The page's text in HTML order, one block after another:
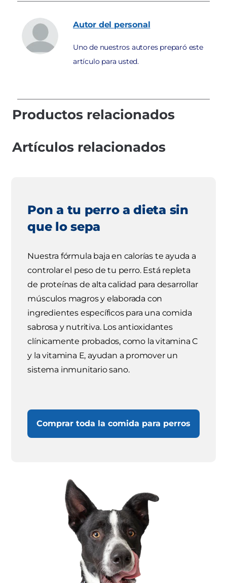
Autor del personal
Uno de nuestros autores preparó este
artículo para usted.
Productos relacionados
Artículos relacionados
Pon a tu perro a dieta sin
que lo sepa
Nuestra fórmula baja en calorías te ayuda a
controlar el peso de tu perro. Está repleta
de proteínas de alta calidad para desarrollar
músculos magros y elaborada con
ingredientes específicos para una comida
sabrosa y nutritiva. Los antioxidantes
clínicamente probados, como la vitamina C
y la vitamina E, ayudan a promover un
sistema inmunitario sano.
Comprar toda la comida para perros